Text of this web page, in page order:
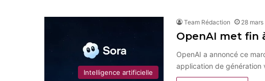
Intelligence artificielle
Team Rédaction 28
OpenAI met fin
OpenAI a annoncé ce
application de génération